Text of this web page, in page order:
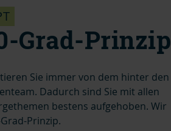
Grad-Prinzip
Sie immer von dem hinter den
Dadurch sind Sie mit allen
bestens aufgehoben. Wir
Prinzip.